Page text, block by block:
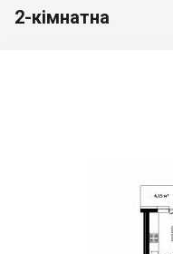
2-кімнатна